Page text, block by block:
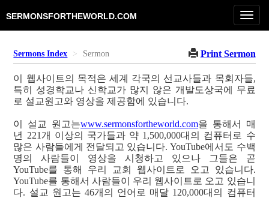
SERMONSFORTHEWORLD.COM
Sermons Index Sermon Print Sermon
이 웹사이트의 목적은 세계 각국의 선교사들과 목회자들,
특히 성경학교나 신학교가 많지 않은 개발도상국에 무료
로 설교원고와 영상을 제공함에 있습니다.
이 설교 원고는www.sermonsfortheworld.com을 통해서 매
년 221개 이상의 국가들과 약 1,500,000대의 컴퓨터로 수
많은 사람들에게 전달되고 있습니다. YouTube에서도 수백
명의 사람들이 영상을 시청하고 있으나 그들은 곧
YouTube를 통해 우리 교회 웹사이트로 오고 있습니다.
YouTube를 통해서 사람들이 우리 웹사이트로 오고 있습니
다. 설교 원고는 46개의 언어로 매달 120,000대의 컴퓨터